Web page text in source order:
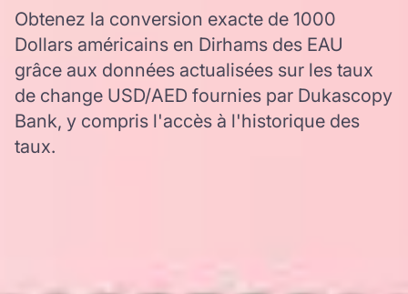
Obtenez la conversion exacte de 1000
Dollars américains en Dirhams des EAU
grâce aux données actualisées sur les taux
de change USD/AED fournies par Dukascopy
Bank, y compris l'accès à l'historique des
taux.